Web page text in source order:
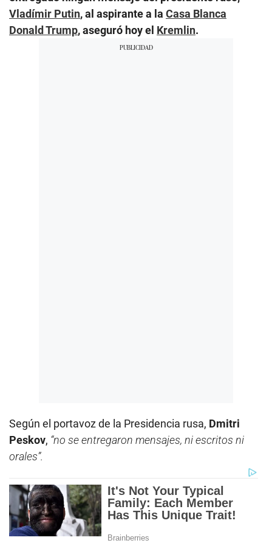
Vladímir Putin, al aspirante a la Casa Blanca
Donald Trump, aseguró hoy el Kremlin.
Según el portavoz de la Presidencia rusa, Dmitri
Peskov, “no se entregaron mensajes, ni escritos ni
orales”.